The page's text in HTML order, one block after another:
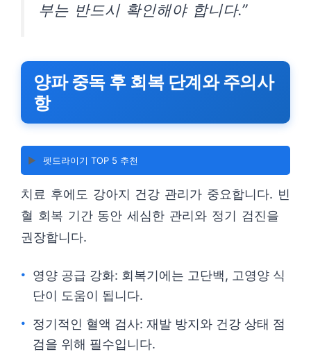
부는 반드시 확인해야 합니다.”
양파 중독 후 회복 단계와 주의사
항
▶️ 펫드라이기 TOP 5 추천
치료 후에도 강아지 건강 관리가 중요합니다. 빈
혈 회복 기간 동안 세심한 관리와 정기 검진을
권장합니다.
영양 공급 강화: 회복기에는 고단백, 고영양 식
단이 도움이 됩니다.
정기적인 혈액 검사: 재발 방지와 건강 상태 점
검을 위해 필수입니다.